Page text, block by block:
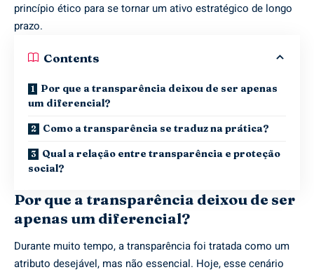
princípio ético para se tornar um ativo estratégico de longo
prazo.
Contents
Por que a transparência deixou de ser apenas
um diferencial?
Como a transparência se traduz na prática?
Qual a relação entre transparência e proteção
social?
Por que a transparência deixou de ser
apenas um diferencial?
Durante muito tempo, a transparência foi tratada como um
atributo desejável, mas não essencial. Hoje, esse cenário